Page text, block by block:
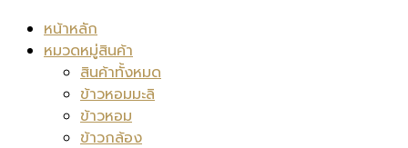
หน้าหลัก
หมวดหมู่สินค้า
สินค้าทั้งหมด
ข้าวหอมมะลิ
ข้าวหอม
ข้าวกล้อง